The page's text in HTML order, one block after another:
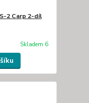
2 Carp 2-díl
Skladem 6